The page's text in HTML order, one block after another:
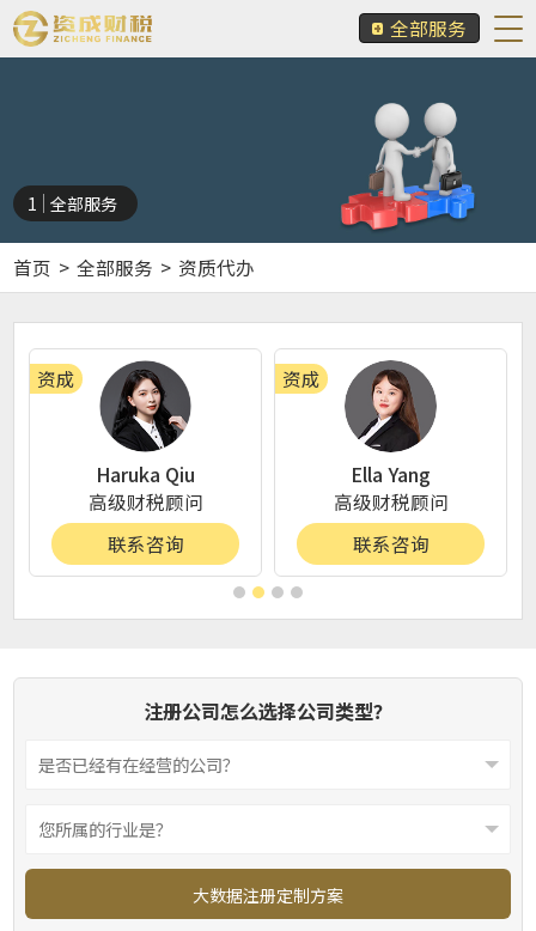
全部服务
1 全部服务
首页 > 全部服务 > 资质代办
Haruka Qiu
高级财税顾问
联系咨询
资成
Ella Yang
高级财税顾问
联系咨询
资成
注册公司怎么选择公司类型？
大数据注册定制方案